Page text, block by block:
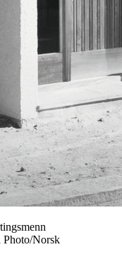
Photo/Norsk